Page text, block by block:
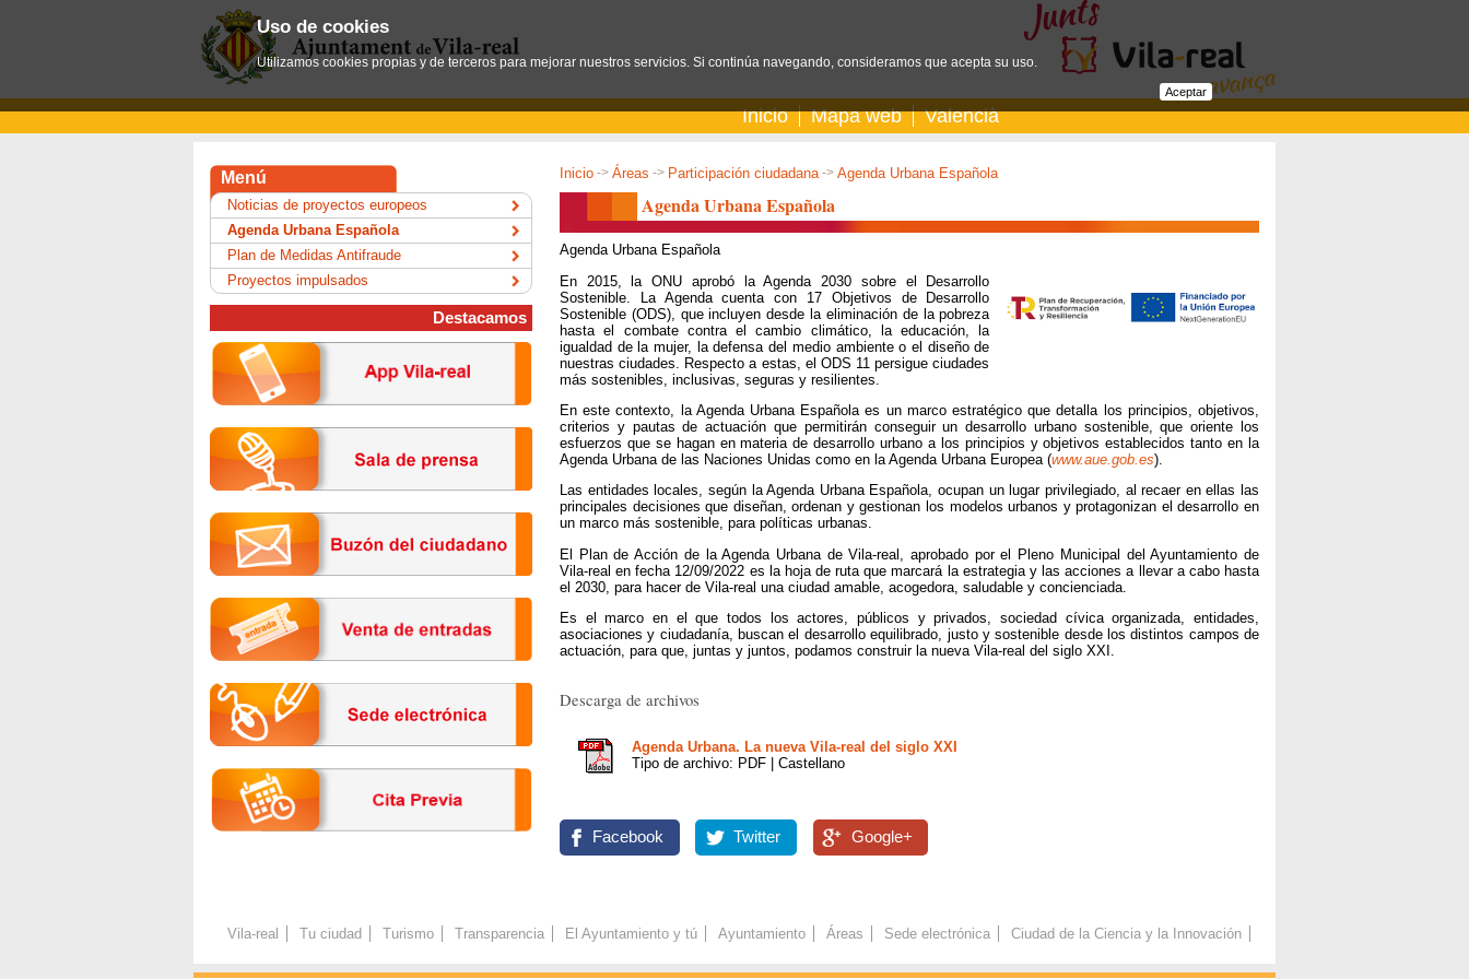
Inicio Mapa web Valencià
Inicio -> Áreas -> Participación ciudadana -> Agenda Urbana Española
Agenda Urbana Española
Agenda Urbana Española
En 2015, la ONU aprobó la Agenda 2030 sobre el Desarrollo
Sostenible. La Agenda cuenta con 17 Objetivos de Desarrollo
Sostenible (ODS), que incluyen desde la eliminación de la pobreza
hasta el combate contra el cambio climático, la educación, la
igualdad de la mujer, la defensa del medio ambiente o el diseño de
nuestras ciudades. Respecto a estas, el ODS 11 persigue ciudades
más sostenibles, inclusivas, seguras y resilientes.
En este contexto, la Agenda Urbana Española es un marco estratégico que detalla los principios, objetivos,
criterios y pautas de actuación que permitirán conseguir un desarrollo urbano sostenible, que oriente los
esfuerzos que se hagan en materia de desarrollo urbano a los principios y objetivos establecidos tanto en la
Agenda Urbana de las Naciones Unidas como en la Agenda Urbana Europea (www.aue.gob.es).
Las entidades locales, según la Agenda Urbana Española, ocupan un lugar privilegiado, al recaer en ellas las
principales decisiones que diseñan, ordenan y gestionan los modelos urbanos y protagonizan el desarrollo en
un marco más sostenible, para políticas urbanas.
El Plan de Acción de la Agenda Urbana de Vila-real, aprobado por el Pleno Municipal del Ayuntamiento de
Vila-real en fecha 12/09/2022 es la hoja de ruta que marcará la estrategia y las acciones a llevar a cabo hasta
el 2030, para hacer de Vila-real una ciudad amable, acogedora, saludable y concienciada.
Es el marco en el que todos los actores, públicos y privados, sociedad cívica organizada, entidades,
asociaciones y ciudadanía, buscan el desarrollo equilibrado, justo y sostenible desde los distintos campos de
actuación, para que, juntas y juntos, podamos construir la nueva Vila-real del siglo XXI.
Descarga de archivos
Agenda Urbana. La nueva Vila-real del siglo XXI
Tipo de archivo: PDF | Castellano
Facebook Twitter Google+
Menú
Noticias de proyectos europeos
Agenda Urbana Española
Plan de Medidas Antifraude
Proyectos impulsados
Destacamos
Vila-real Tu ciudad Turismo Transparencia El Ayuntamiento y tú Ayuntamiento Áreas Sede electrónica Ciudad de la Ciencia y la Innovación
Uso de cookies
Utilizamos cookies propias y de terceros para mejorar nuestros servicios. Si continúa navegando, consideramos que acepta su uso.
Aceptar